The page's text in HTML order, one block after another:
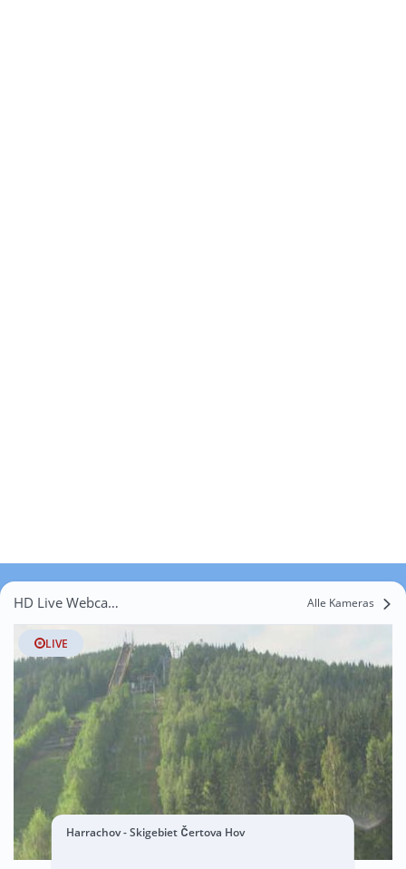
HD Live Webcams Raciborowice Górne Alle Kameras
LIVE
Harrachov - Skigebiet Čertova Hov